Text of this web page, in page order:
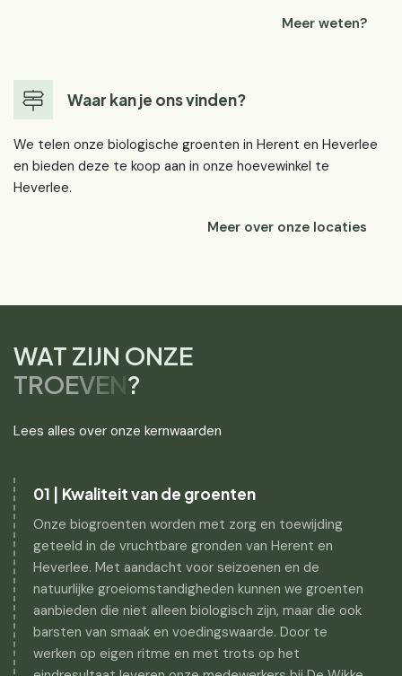
Meer weten?
Waar kan je ons vinden?
We telen onze biologische groenten in Herent en Heverlee
en bieden deze te koop aan in onze hoevewinkel te
Heverlee.
Meer over onze locaties
WAT ZIJN ONZE
TROEVEN?
Lees alles over onze kernwaarden
01 | Kwaliteit van de groenten
Onze biogroenten worden met zorg en toewijding
geteeld in de vruchtbare gronden van Herent en
Heverlee. Met aandacht voor seizoenen en de
natuurlijke groeiomstandigheden kunnen we groenten
aanbieden die niet alleen biologisch zijn, maar die ook
barsten van smaak en voedingswaarde. Door te
werken op eigen ritme en met trots op het